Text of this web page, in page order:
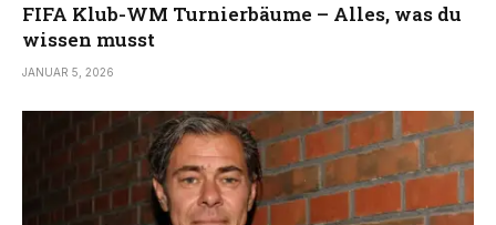
FIFA Klub-WM Turnierbäume – Alles, was du
wissen musst
JANUAR 5, 2026